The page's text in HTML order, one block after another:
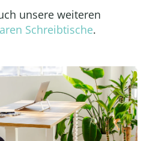
unsere weiteren
Schreibtische.